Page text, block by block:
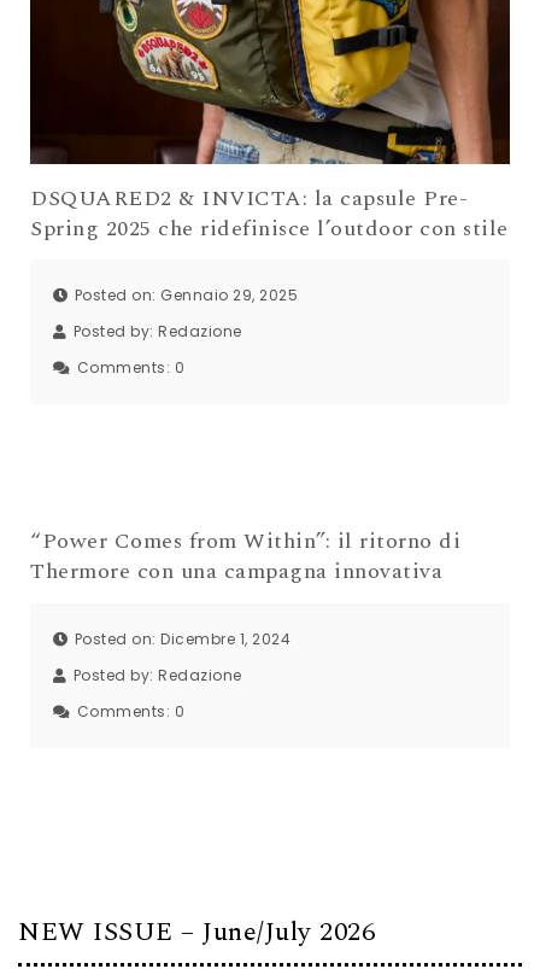
DSQUARED2 & INVICTA: la capsule Pre-
Spring 2025 che ridefinisce l’outdoor con stile
Posted on: Gennaio 29, 2025
Posted by: Redazione
Comments: 0
“Power Comes from Within”: il ritorno di
Thermore con una campagna innovativa
Posted on: Dicembre 1, 2024
Posted by: Redazione
Comments: 0
NEW ISSUE – June/July 2026